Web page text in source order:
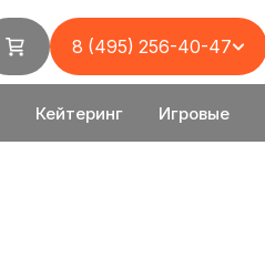
Кейтеринг Игровые
8 (495) 256-40-47